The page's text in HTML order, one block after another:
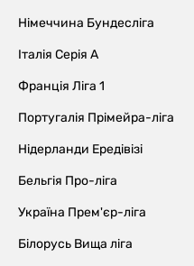
Німеччина Бундесліга
Італія Серія А
Франція Ліга 1
Португалія Прімейра-ліга
Нідерланди Ередівізі
Бельгія Про-ліга
Україна Прем'єр-ліга
Білорусь Вища ліга